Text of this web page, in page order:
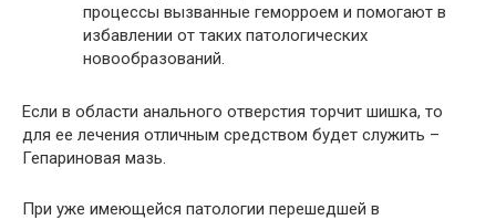
процессы вызванные геморроем и помогают в
избавлении от таких патологических
новообразований.
Если в области анального отверстия торчит шишка, то
для ее лечения отличным средством будет служить –
Гепариновая мазь.
При уже имеющейся патологии перешедшей в